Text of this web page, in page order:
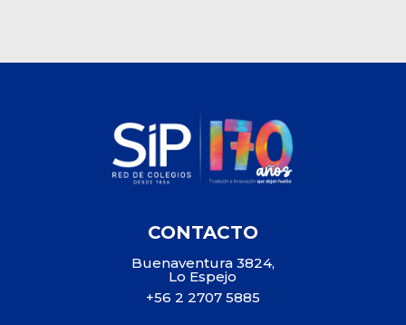
CONTACTO
Buenaventura 3824,
Lo Espejo
+56 2 2707 5885